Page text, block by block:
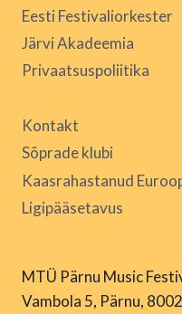
Eesti Festivaliorkester
Järvi Akadeemia
Privaatsuspoliitika
Kontakt
Sõprade klubi
Kaasrahastanud
Ligipääsetavus
MTÜ Pärnu Music
Vambola 5, Pärnu,